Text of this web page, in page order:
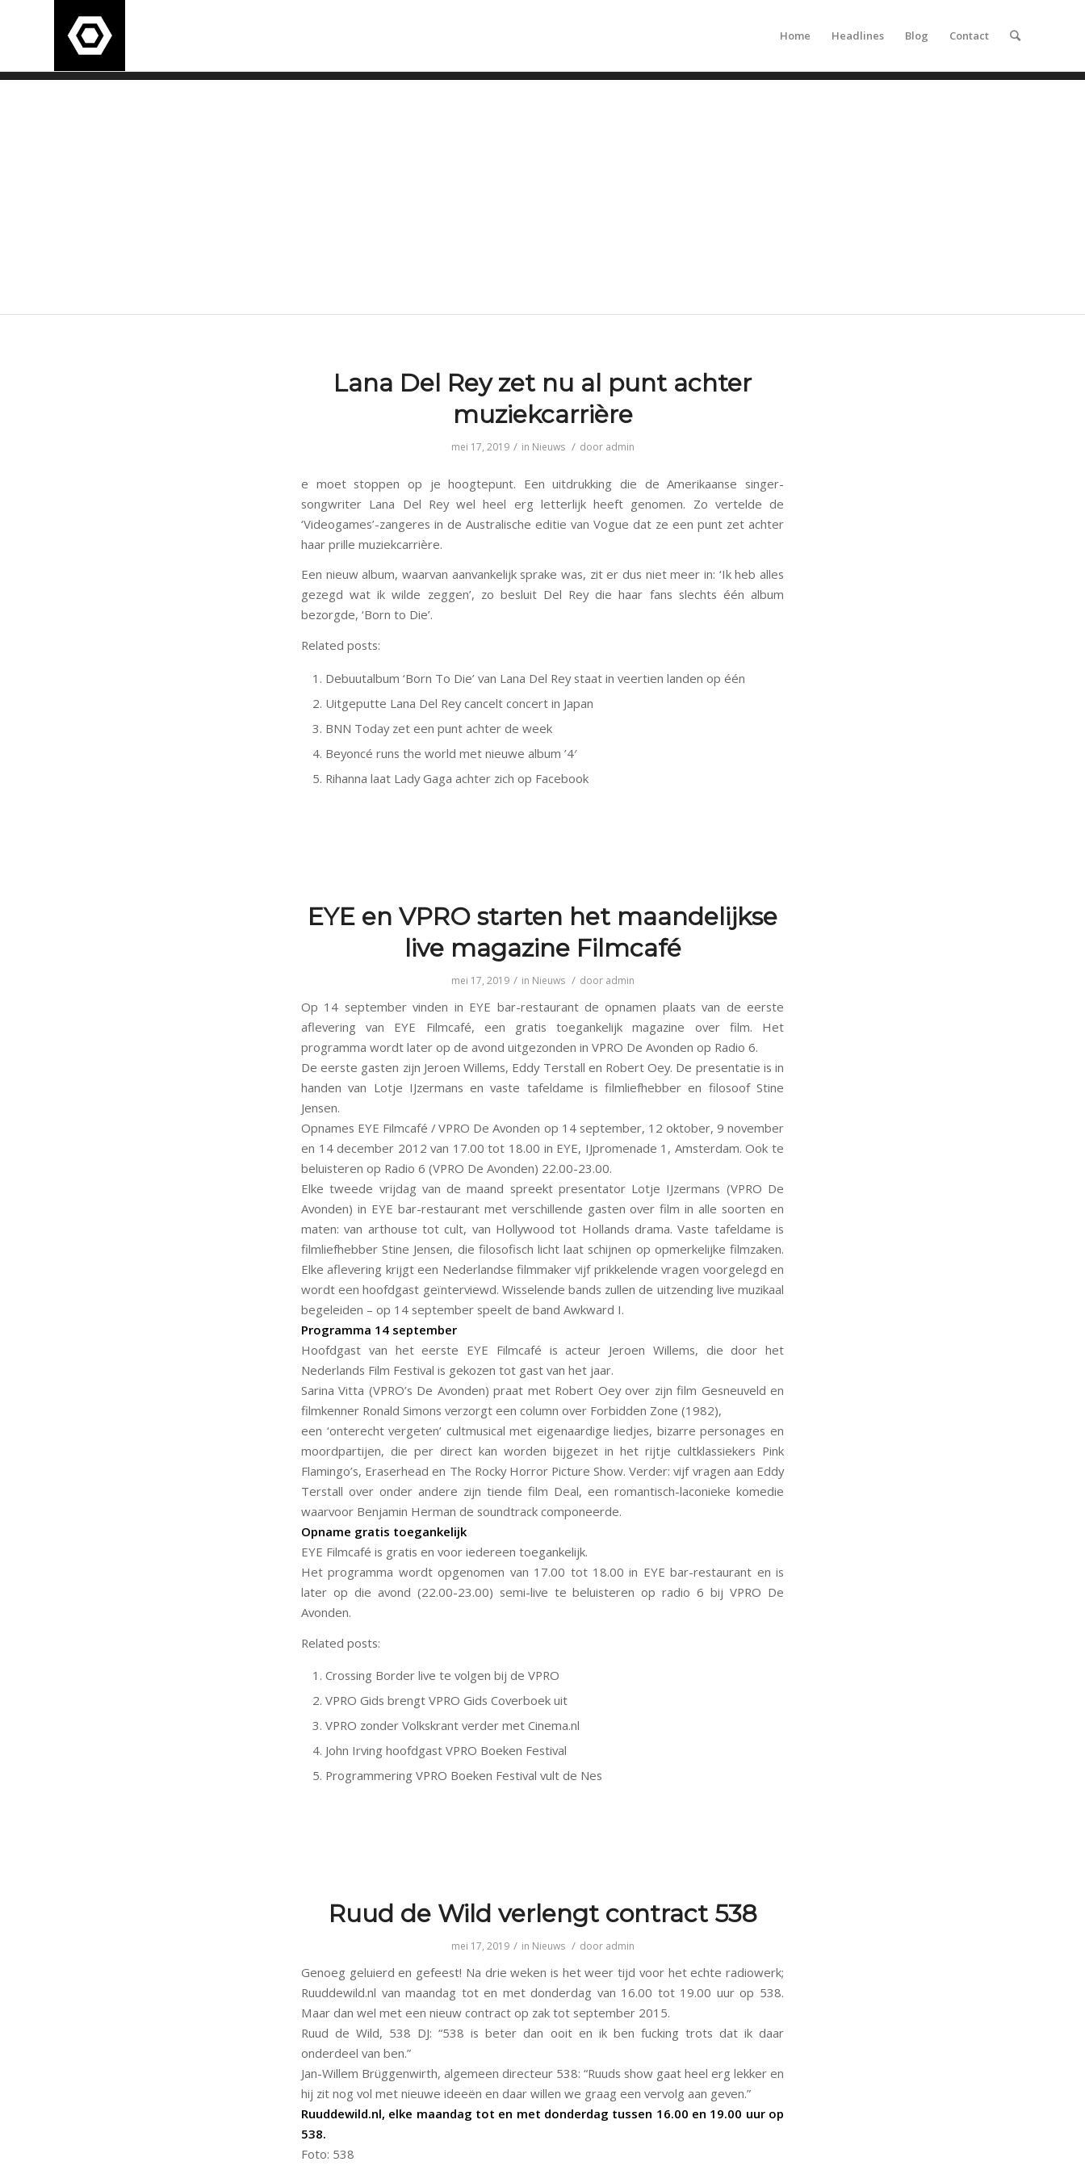
Home Headlines Blog Contact
Lana Del Rey zet nu al punt achter
muziekcarrière
mei 17, 2019 / in Nieuws / door admin
e moet stoppen op je hoogtepunt. Een uitdrukking die de Amerikaanse singer-
songwriter Lana Del Rey wel heel erg letterlijk heeft genomen. Zo vertelde de
‘Videogames’-zangeres in de Australische editie van Vogue dat ze een punt zet achter
haar prille muziekcarrière.
Een nieuw album, waarvan aanvankelijk sprake was, zit er dus niet meer in: ‘Ik heb alles
gezegd wat ik wilde zeggen’, zo besluit Del Rey die haar fans slechts één album
bezorgde, ‘Born to Die’.
Related posts:
Debuutalbum ‘Born To Die’ van Lana Del Rey staat in veertien landen op één
Uitgeputte Lana Del Rey cancelt concert in Japan
BNN Today zet een punt achter de week
Beyoncé runs the world met nieuwe album ’4′
Rihanna laat Lady Gaga achter zich op Facebook
EYE en VPRO starten het maandelijkse
live magazine Filmcafé
mei 17, 2019 / in Nieuws / door admin
Op 14 september vinden in EYE bar-restaurant de opnamen plaats van de eerste
aflevering van EYE Filmcafé, een gratis toegankelijk magazine over film. Het
programma wordt later op de avond uitgezonden in VPRO De Avonden op Radio 6.
De eerste gasten zijn Jeroen Willems, Eddy Terstall en Robert Oey. De presentatie is in
handen van Lotje IJzermans en vaste tafeldame is filmliefhebber en filosoof Stine
Jensen.
Opnames EYE Filmcafé / VPRO De Avonden op 14 september, 12 oktober, 9 november
en 14 december 2012 van 17.00 tot 18.00 in EYE, IJpromenade 1, Amsterdam. Ook te
beluisteren op Radio 6 (VPRO De Avonden) 22.00-23.00.
Elke tweede vrijdag van de maand spreekt presentator Lotje IJzermans (VPRO De
Avonden) in EYE bar-restaurant met verschillende gasten over film in alle soorten en
maten: van arthouse tot cult, van Hollywood tot Hollands drama. Vaste tafeldame is
filmliefhebber Stine Jensen, die filosofisch licht laat schijnen op opmerkelijke filmzaken.
Elke aflevering krijgt een Nederlandse filmmaker vijf prikkelende vragen voorgelegd en
wordt een hoofdgast geïnterviewd. Wisselende bands zullen de uitzending live muzikaal
begeleiden – op 14 september speelt de band Awkward I.
Programma 14 september
Hoofdgast van het eerste EYE Filmcafé is acteur Jeroen Willems, die door het
Nederlands Film Festival is gekozen tot gast van het jaar.
Sarina Vitta (VPRO’s De Avonden) praat met Robert Oey over zijn film Gesneuveld en
filmkenner Ronald Simons verzorgt een column over Forbidden Zone (1982),
een ‘onterecht vergeten’ cultmusical met eigenaardige liedjes, bizarre personages en
moordpartijen, die per direct kan worden bijgezet in het rijtje cultklassiekers Pink
Flamingo’s, Eraserhead en The Rocky Horror Picture Show. Verder: vijf vragen aan Eddy
Terstall over onder andere zijn tiende film Deal, een romantisch-laconieke komedie
waarvoor Benjamin Herman de soundtrack componeerde.
Opname gratis toegankelijk
EYE Filmcafé is gratis en voor iedereen toegankelijk.
Het programma wordt opgenomen van 17.00 tot 18.00 in EYE bar-restaurant en is
later op die avond (22.00-23.00) semi-live te beluisteren op radio 6 bij VPRO De
Avonden.
Related posts:
Crossing Border live te volgen bij de VPRO
VPRO Gids brengt VPRO Gids Coverboek uit
VPRO zonder Volkskrant verder met Cinema.nl
John Irving hoofdgast VPRO Boeken Festival
Programmering VPRO Boeken Festival vult de Nes
Ruud de Wild verlengt contract 538
mei 17, 2019 / in Nieuws / door admin
Genoeg geluierd en gefeest! Na drie weken is het weer tijd voor het echte radiowerk;
Ruuddewild.nl van maandag tot en met donderdag van 16.00 tot 19.00 uur op 538.
Maar dan wel met een nieuw contract op zak tot september 2015.
Ruud de Wild, 538 DJ: “538 is beter dan ooit en ik ben fucking trots dat ik daar
onderdeel van ben.”
Jan-Willem Brüggenwirth, algemeen directeur 538: “Ruuds show gaat heel erg lekker en
hij zit nog vol met nieuwe ideeën en daar willen we graag een vervolg aan geven.”
Ruuddewild.nl, elke maandag tot en met donderdag tussen 16.00 en 19.00 uur op
538.
Foto: 538